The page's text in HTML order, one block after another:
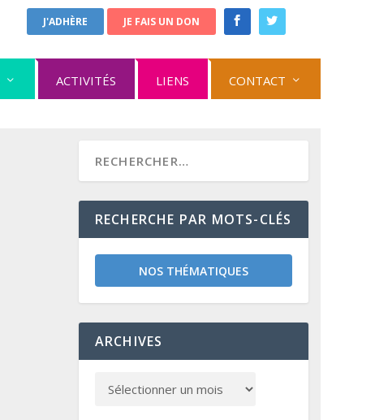
J'ADHÈRE JE FAIS UN DON
ACTIVITÉS LIENS CONTACT
RECHERCHE PAR MOTS-CLÉS
NOS THÉMATIQUES
ARCHIVES